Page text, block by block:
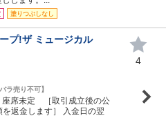
塗りつぶしなし
プ!ザ ミュージカル
バラ売り不可】
席未定 ［取引成立後の公
返金します］ 入金日の翌
4